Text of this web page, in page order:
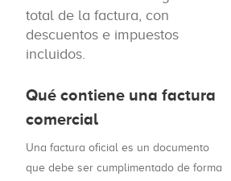
total de la factura, con
descuentos e impuestos
incluidos.
Qué contiene una factura
comercial
Una factura oficial es un documento
que debe ser cumplimentado de forma